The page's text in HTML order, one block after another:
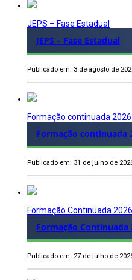
JEPS – Fase Estadual
JEPS – Fase Estadual
Publicado em: 3 de agosto de
Formação continuada
Formação continuada
Publicado em: 31 de julho de
Formação Continuada 2026
Formação Continuada
Publicado em: 27 de julho de